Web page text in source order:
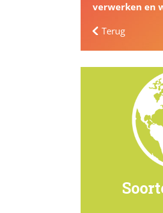
verwerken en
Terug